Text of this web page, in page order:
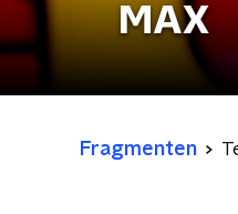
MAX
Fragmenten